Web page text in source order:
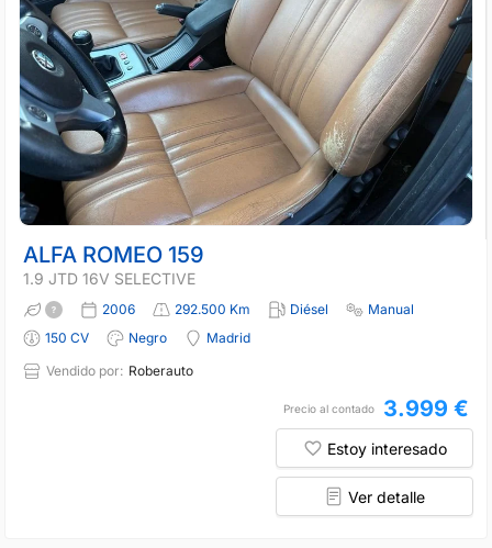
ALFA ROMEO 159
1.9 JTD 16V SELECTIVE
2006 292.500 Km Diésel
Manual
150 CV
Negro
Madrid
Vendido por: Roberauto
Precio al contado 3.999 €
Estoy interesado
Ver detalle